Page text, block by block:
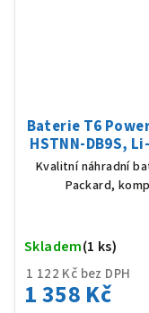
Baterie T6
HSTNN-DB9S,
Kvalitní náhradní
Packard,
1 122 Kč bez DPH
1 358 Kč
Skladem(1 ks)